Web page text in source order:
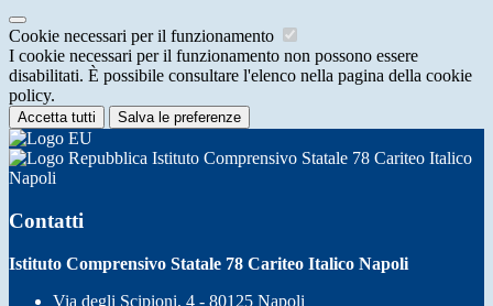
Cookie necessari per il funzionamento
I cookie necessari per il funzionamento non possono essere
disabilitati. È possibile consultare l'elenco nella pagina della cookie
policy.
Accetta tutti Salva le preferenze
Istituto Comprensivo Statale 78 Cariteo Italico
Napoli
Contatti
Istituto Comprensivo Statale 78 Cariteo Italico Napoli
Via degli Scipioni, 4 - 80125 Napoli